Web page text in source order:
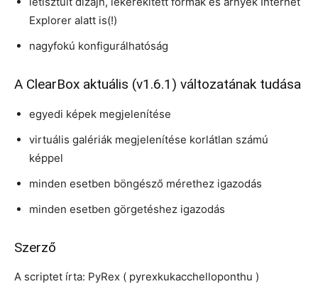
Explorer alatt is(!)
nagyfokú konfigurálhatóság
A ClearBox aktuális (v1.6.1) változatának tudása
egyedi képek megjelenítése
virtuális galériák megjelenítése korlátlan számú
képpel
minden esetben böngésző mérethez igazodás
minden esetben görgetéshez igazodás
Szerző
A scriptet írta: PyRex ( pyrexkukacchelloponthu )